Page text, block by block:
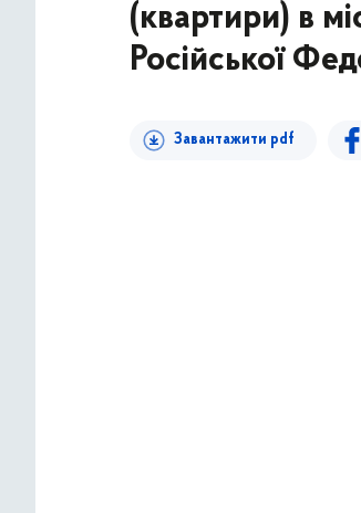
(квартири) в
Російської
Завантажити pdf